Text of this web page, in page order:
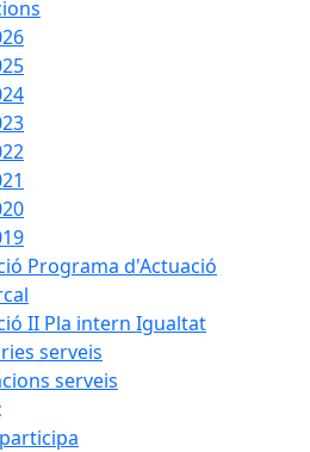
Programa d'Actuació
II Pla intern Igualtat
serveis
serveis